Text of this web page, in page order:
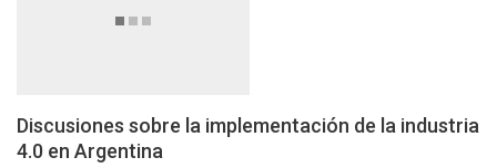
Discusiones sobre la implementación de la industria
4.0 en Argentina